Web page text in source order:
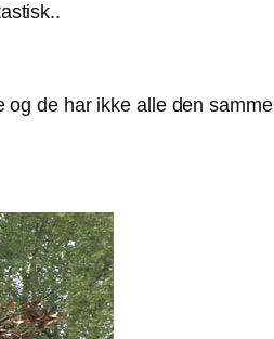
de har ikke alle den